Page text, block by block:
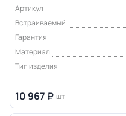
Артикул
Встраиваемый
Гарантия
Материал
Тип изделия
10 967 ₽ шт